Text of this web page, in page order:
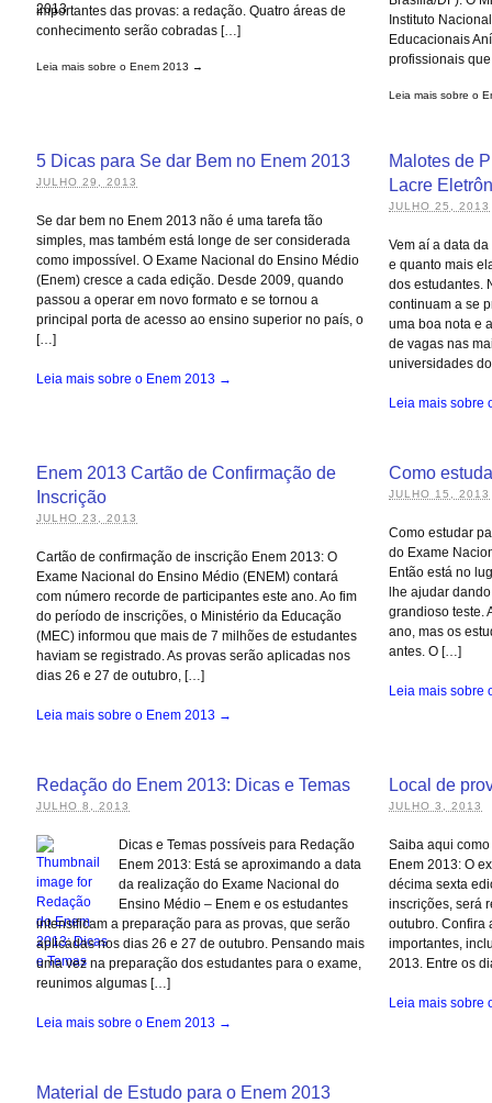
importantes das provas: a redação. Quatro áreas de
conhecimento serão cobradas […]
Leia mais sobre o Enem 2013 →
Instituto
Educacionais
profissionais
Leia mais sobre o
5 Dicas para Se dar Bem no Enem 2013
JULHO 29, 2013
Se dar bem no Enem 2013 não é uma tarefa tão
simples, mas também está longe de ser considerada
como impossível. O Exame Nacional do Ensino Médio
(Enem) cresce a cada edição. Desde 2009, quando
passou a operar em novo formato e se tornou a
principal porta de acesso ao ensino superior no país, o
[…]
Leia mais sobre o Enem 2013 →
Malotes de
Lacre
JULHO 25, 2013
Vem aí a data
e quanto mais
dos estudantes.
continuam a se
uma boa nota e
de vagas nas
universidades
Leia mais sobre
Enem 2013 Cartão de Confirmação de
Inscrição
JULHO 23, 2013
Cartão de confirmação de inscrição Enem 2013: O
Exame Nacional do Ensino Médio (ENEM) contará
com número recorde de participantes este ano. Ao fim
do período de inscrições, o Ministério da Educação
(MEC) informou que mais de 7 milhões de estudantes
haviam se registrado. As provas serão aplicadas nos
dias 26 e 27 de outubro, […]
Leia mais sobre o Enem 2013 →
Como
JULHO 15, 2013
Como estudar
do Exame
Então está no
lhe ajudar
grandioso teste.
ano, mas os
antes. O […]
Leia mais sobre
Redação do Enem 2013: Dicas e Temas
JULHO 8, 2013
Dicas e Temas possíveis para Redação
Enem 2013: Está se aproximando a data
da realização do Exame Nacional do
Ensino Médio – Enem e os estudantes
intensificam a preparação para as provas, que serão
aplicadas nos dias 26 e 27 de outubro. Pensando mais
uma vez na preparação dos estudantes para o exame,
reunimos algumas […]
Leia mais sobre o Enem 2013 →
Local de
JULHO 3, 2013
Saiba aqui
Enem 2013: O
décima sexta
inscrições, será
outubro. Confira
importantes,
2013. Entre os
Leia mais sobre
Material de Estudo para o Enem 2013